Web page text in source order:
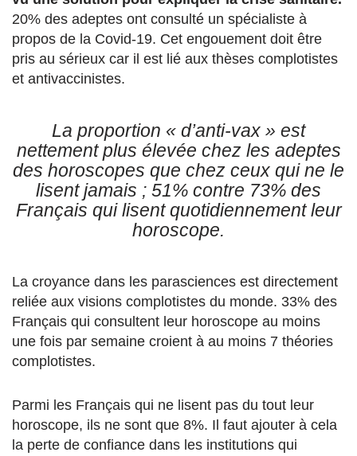
20% des adeptes ont consulté un spécialiste à
propos de la Covid-19. Cet engouement doit être
pris au sérieux car il est lié aux thèses complotistes
et antivaccinistes.
La proportion « d’anti-vax » est
nettement plus élevée chez les adeptes
des horoscopes que chez ceux qui ne le
lisent jamais ; 51% contre 73% des
Français qui lisent quotidiennement leur
horoscope.
La croyance dans les parasciences est directement
reliée aux visions complotistes du monde. 33% des
Français qui consultent leur horoscope au moins
une fois par semaine croient à au moins 7 théories
complotistes.
Parmi les Français qui ne lisent pas du tout leur
horoscope, ils ne sont que 8%. Il faut ajouter à cela
la perte de confiance dans les institutions qui